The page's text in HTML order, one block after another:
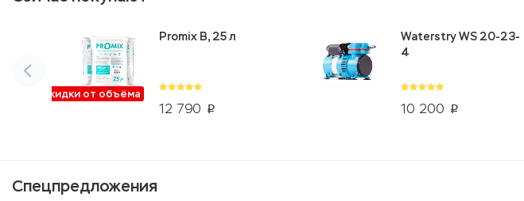
Скидки от объёма
12 790 p
Promix B, 25 л
10 200 p
Waterstry WS 20-23-
4
Спецпредложения